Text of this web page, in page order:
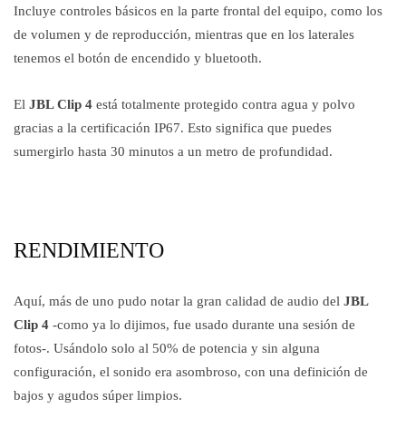
Incluye controles básicos en la parte frontal del equipo, como los
de volumen y de reproducción, mientras que en los laterales
tenemos el botón de encendido y bluetooth.
El JBL Clip 4 está totalmente protegido contra agua y polvo
gracias a la certificación IP67. Esto significa que puedes
sumergirlo hasta 30 minutos a un metro de profundidad.
RENDIMIENTO
Aquí, más de uno pudo notar la gran calidad de audio del JBL
Clip 4 -como ya lo dijimos, fue usado durante una sesión de
fotos-. Usándolo solo al 50% de potencia y sin alguna
configuración, el sonido era asombroso, con una definición de
bajos y agudos súper limpios.